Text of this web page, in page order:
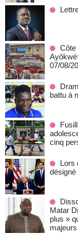
Côte
07/08/
battu à
cinq
Lors
Matar
plus »